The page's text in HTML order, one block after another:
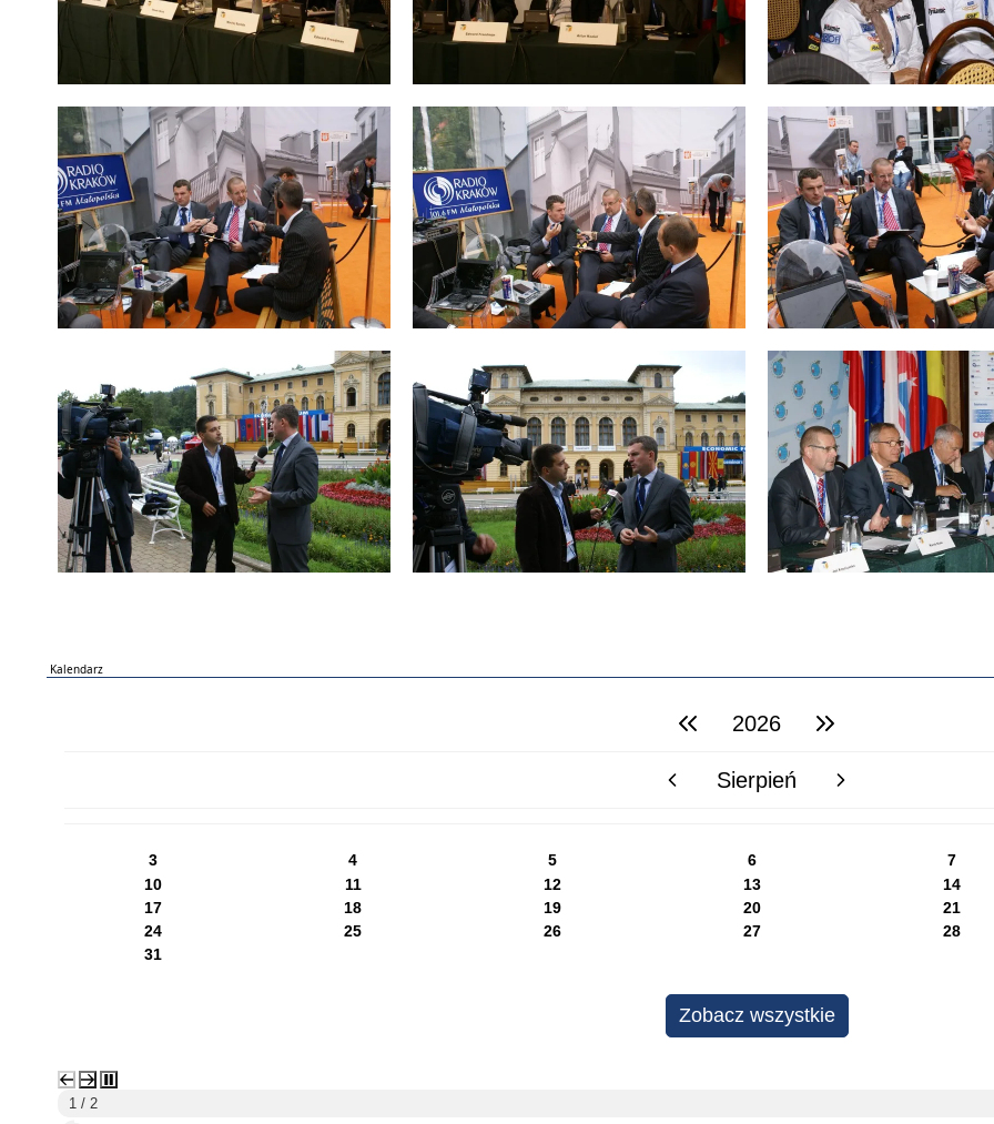
Kalendarz
poprzedni rok2026 następny rok
poprzedni miesiącSierpień następny miesiąc
3 4 5 6
7
10
11 12 13
14
17
18 19 20
21
24
25 26 27
28
31
Zobacz wszystkie
1 / 2